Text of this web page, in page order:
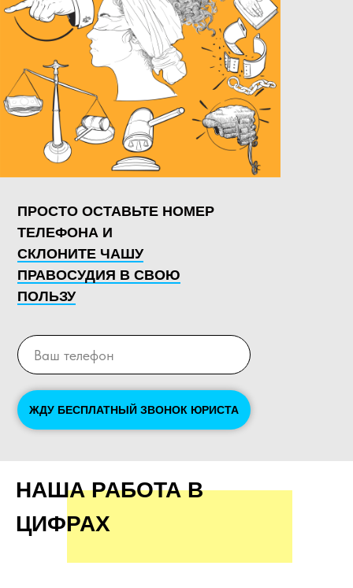
ПРОСТО ОСТАВЬТЕ НОМЕР
ТЕЛЕФОНА И
СКЛОНИТЕ ЧАШУ
ПРАВОСУДИЯ В СВОЮ
ПОЛЬЗУ
ЖДУ БЕСПЛАТНЫЙ ЗВОНОК ЮРИСТА
НАША РАБОТА В
ЦИФРАХ